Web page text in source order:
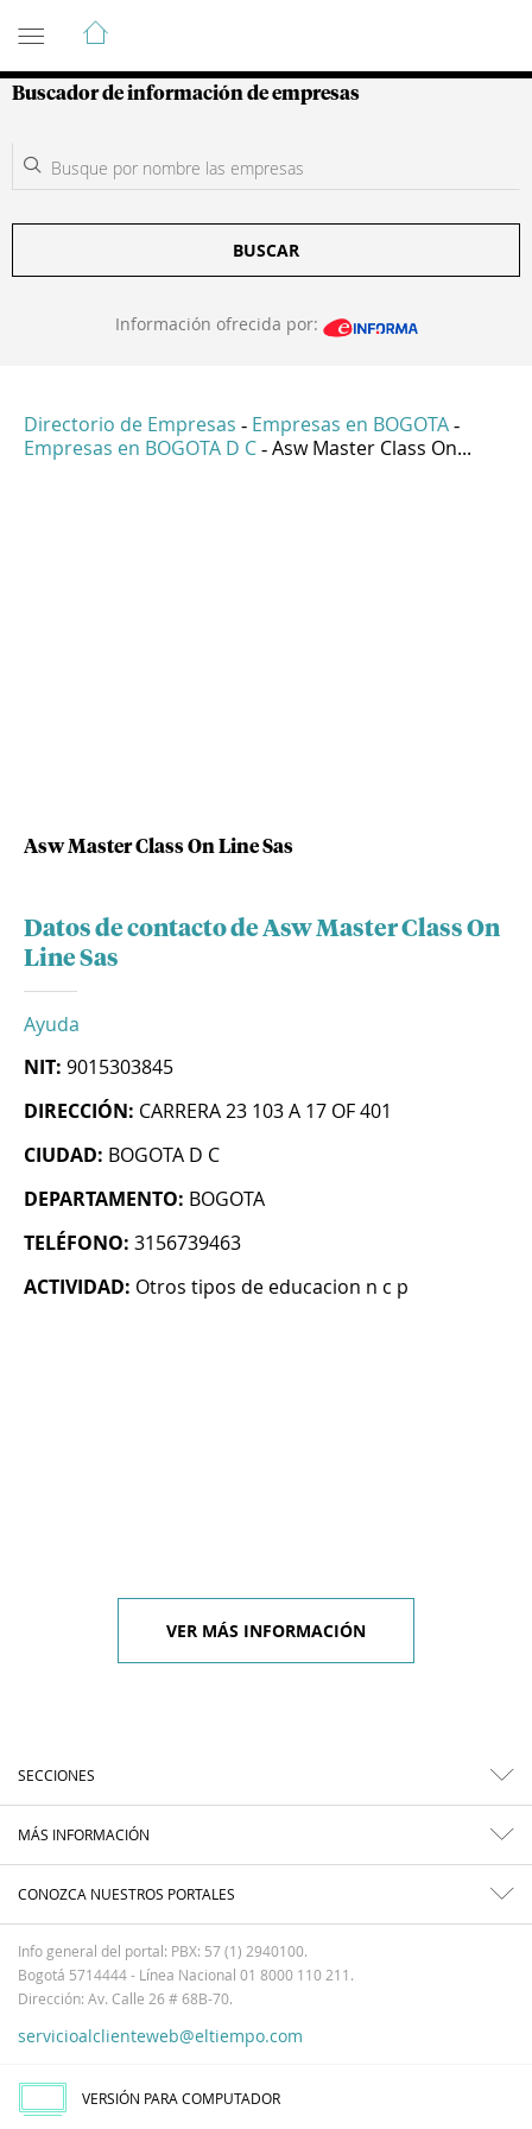
Guía de Empresas Colombianas
Buscador de información de empresas
BUSCAR
Información ofrecida por:
Directorio de Empresas - Empresas en BOGOTA -
Empresas en BOGOTA D C - Asw Master Class On...
Asw Master Class On Line Sas
Datos de contacto de Asw Master Class On
Line Sas
Ayuda
NIT: 9015303845
DIRECCIÓN: CARRERA 23 103 A 17 OF 401
CIUDAD: BOGOTA D C
DEPARTAMENTO: BOGOTA
TELÉFONO: 3156739463
ACTIVIDAD: Otros tipos de educacion n c p
VER MÁS INFORMACIÓN
SECCIONES
MÁS INFORMACIÓN
CONOZCA NUESTROS PORTALES
Info general del portal: PBX: 57 (1) 2940100.
Bogotá 5714444 - Línea Nacional 01 8000 110 211.
Dirección: Av. Calle 26 # 68B-70.
servicioalclienteweb@eltiempo.com
VERSIÓN PARA COMPUTADOR